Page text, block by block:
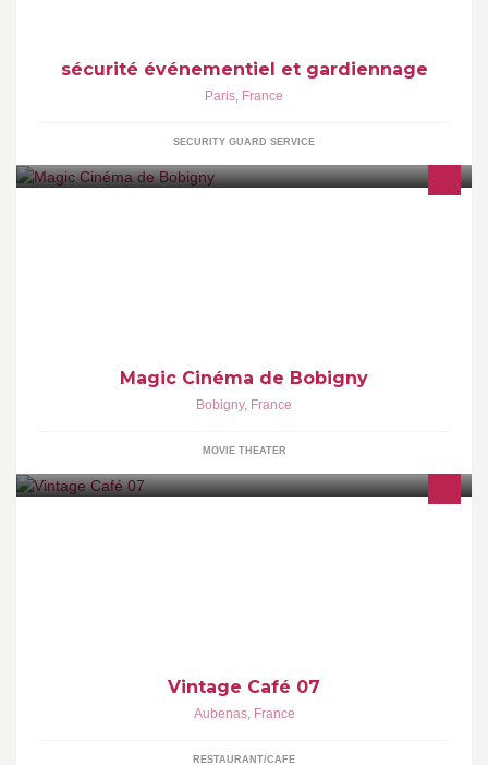
sécurité événementiel et gardiennage
Paris, France
SECURITY GUARD SERVICE
Magic Cinéma de Bobigny
Bobigny, France
MOVIE THEATER
Vintage Café 07
Aubenas, France
RESTAURANT/CAFE